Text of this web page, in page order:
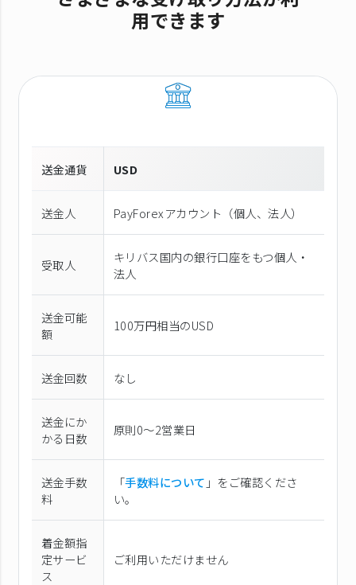
用できます
送金通貨 USD
送金人 PayForexアカウント（個⼈、法⼈）
受取人
キリバス国内の銀行口座をもつ個人・
法人
送金可能
額
100万円相当のUSD
送金回数 なし
送金にか
かる日数
原則0〜2営業日
送金手数
料
「手数料について 」をご確認くださ
い。
着金額指
定サービ
ス
ご利用いただけません